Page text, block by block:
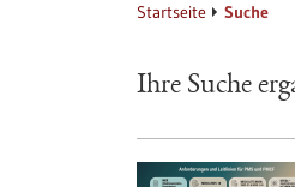
Startseite Suche
Ihre Suche